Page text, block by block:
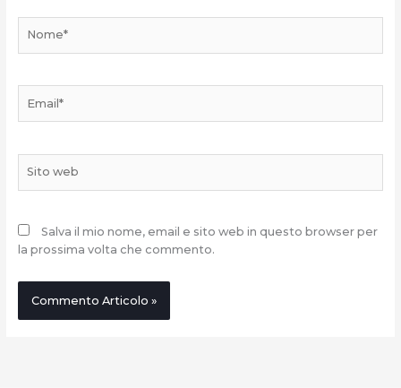
web
Salva il mio nome, email e sito web in questo browser per
la prossima volta che commento.